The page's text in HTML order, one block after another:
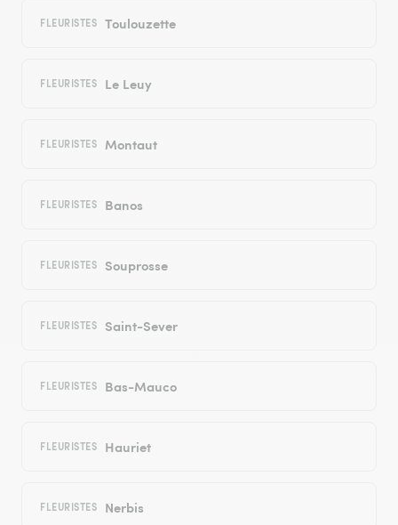
FLEURISTES Toulouzette
FLEURISTES Le Leuy
FLEURISTES Montaut
FLEURISTES Banos
FLEURISTES Souprosse
FLEURISTES Saint-Sever
FLEURISTES Bas-Mauco
FLEURISTES Hauriet
FLEURISTES Nerbis